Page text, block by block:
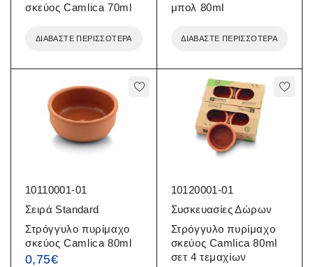
σκεύος Camlica 70ml
ΔΙΑΒΆΣΤΕ ΠΕΡΙΣΣΌΤΕΡΑ
μπολ 80ml
ΔΙΑΒΆΣΤΕ ΠΕΡΙΣΣΌΤΕΡΑ
10110001-01
Σειρά Standard
Στρόγγυλο πυρίμαχο
σκεύος Camlica 80ml
0,75€
10120001-01
Συσκευασίες Δώρων
Στρόγγυλο πυρίμαχο
σκεύος Camlica 80ml
σετ 4 τεμαχίων